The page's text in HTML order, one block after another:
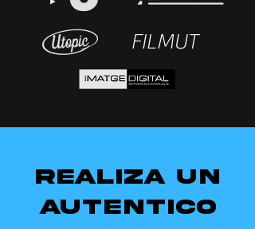
FILMUT
REALIZA UN
AUTENTICO